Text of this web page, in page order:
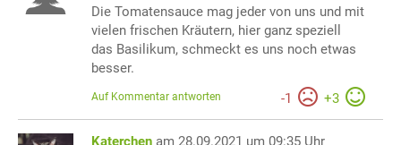
Die Tomatensauce mag jeder von uns und mit
vielen frischen Kräutern, hier ganz speziell
das Basilikum, schmeckt es uns noch etwas
besser.
-1 +3
Auf Kommentar antworten
Katerchen am 28.09.2021 um 09:35 Uhr